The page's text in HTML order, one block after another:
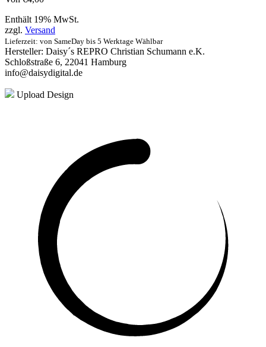
Enthält 19% MwSt.
zzgl. Versand
Lieferzeit: von SameDay bis 5 Werktage Wählbar
Hersteller: Daisy´s REPRO Christian Schumann e.K.
Schloßstraße 6, 22041 Hamburg
info@daisydigital.de
Upload Design